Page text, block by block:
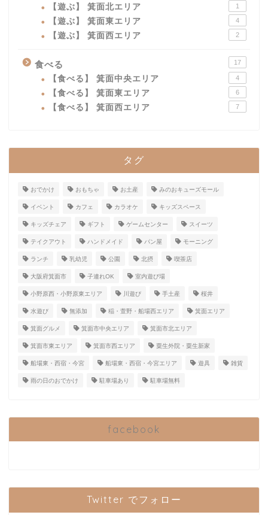
【遊ぶ】 箕面北エリア 1
【遊ぶ】 箕面東エリア 4
【遊ぶ】 箕面西エリア 2
食べる 17
【食べる】 箕面中央エリア 4
【食べる】 箕面東エリア 6
【食べる】 箕面西エリア 7
タグ
おでかけ おもちゃ お土産 みのおキューズモール
イベント カフェ カラオケ キッズスペース
キッズチェア ギフト ゲームセンター スイーツ
テイクアウト ハンドメイド パン屋 モーニング
ランチ 乳幼児 公園 北摂 喫茶店
大阪府箕面市 子連れOK 室内遊び場
小野原西・小野原東エリア 川遊び 手土産 桜井
水遊び 無添加 稲・萱野・船場西エリア 箕面エリア
箕面グルメ 箕面市中央エリア 箕面市北エリア
箕面市東エリア 箕面市西エリア 粟生外院・粟生新家
船場東・西宿・今宮 船場東・西宿・今宮エリア 遊具 雑貨
雨の日のおでかけ 駐車場あり 駐車場無料
facebook
Twitter でフォロー